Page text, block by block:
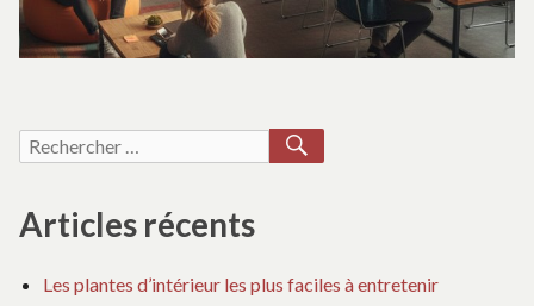
Recherche
Articles récents
Les plantes d’intérieur les plus faciles à entretenir